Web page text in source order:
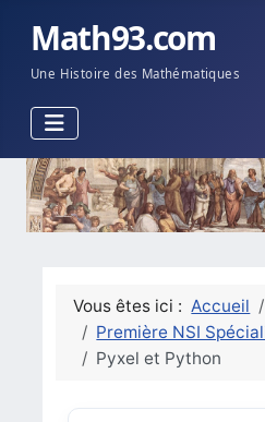
Math93.com
Une Histoire des Mathématiques
Vous êtes ici : Accueil
Première NSI
Pyxel et Python